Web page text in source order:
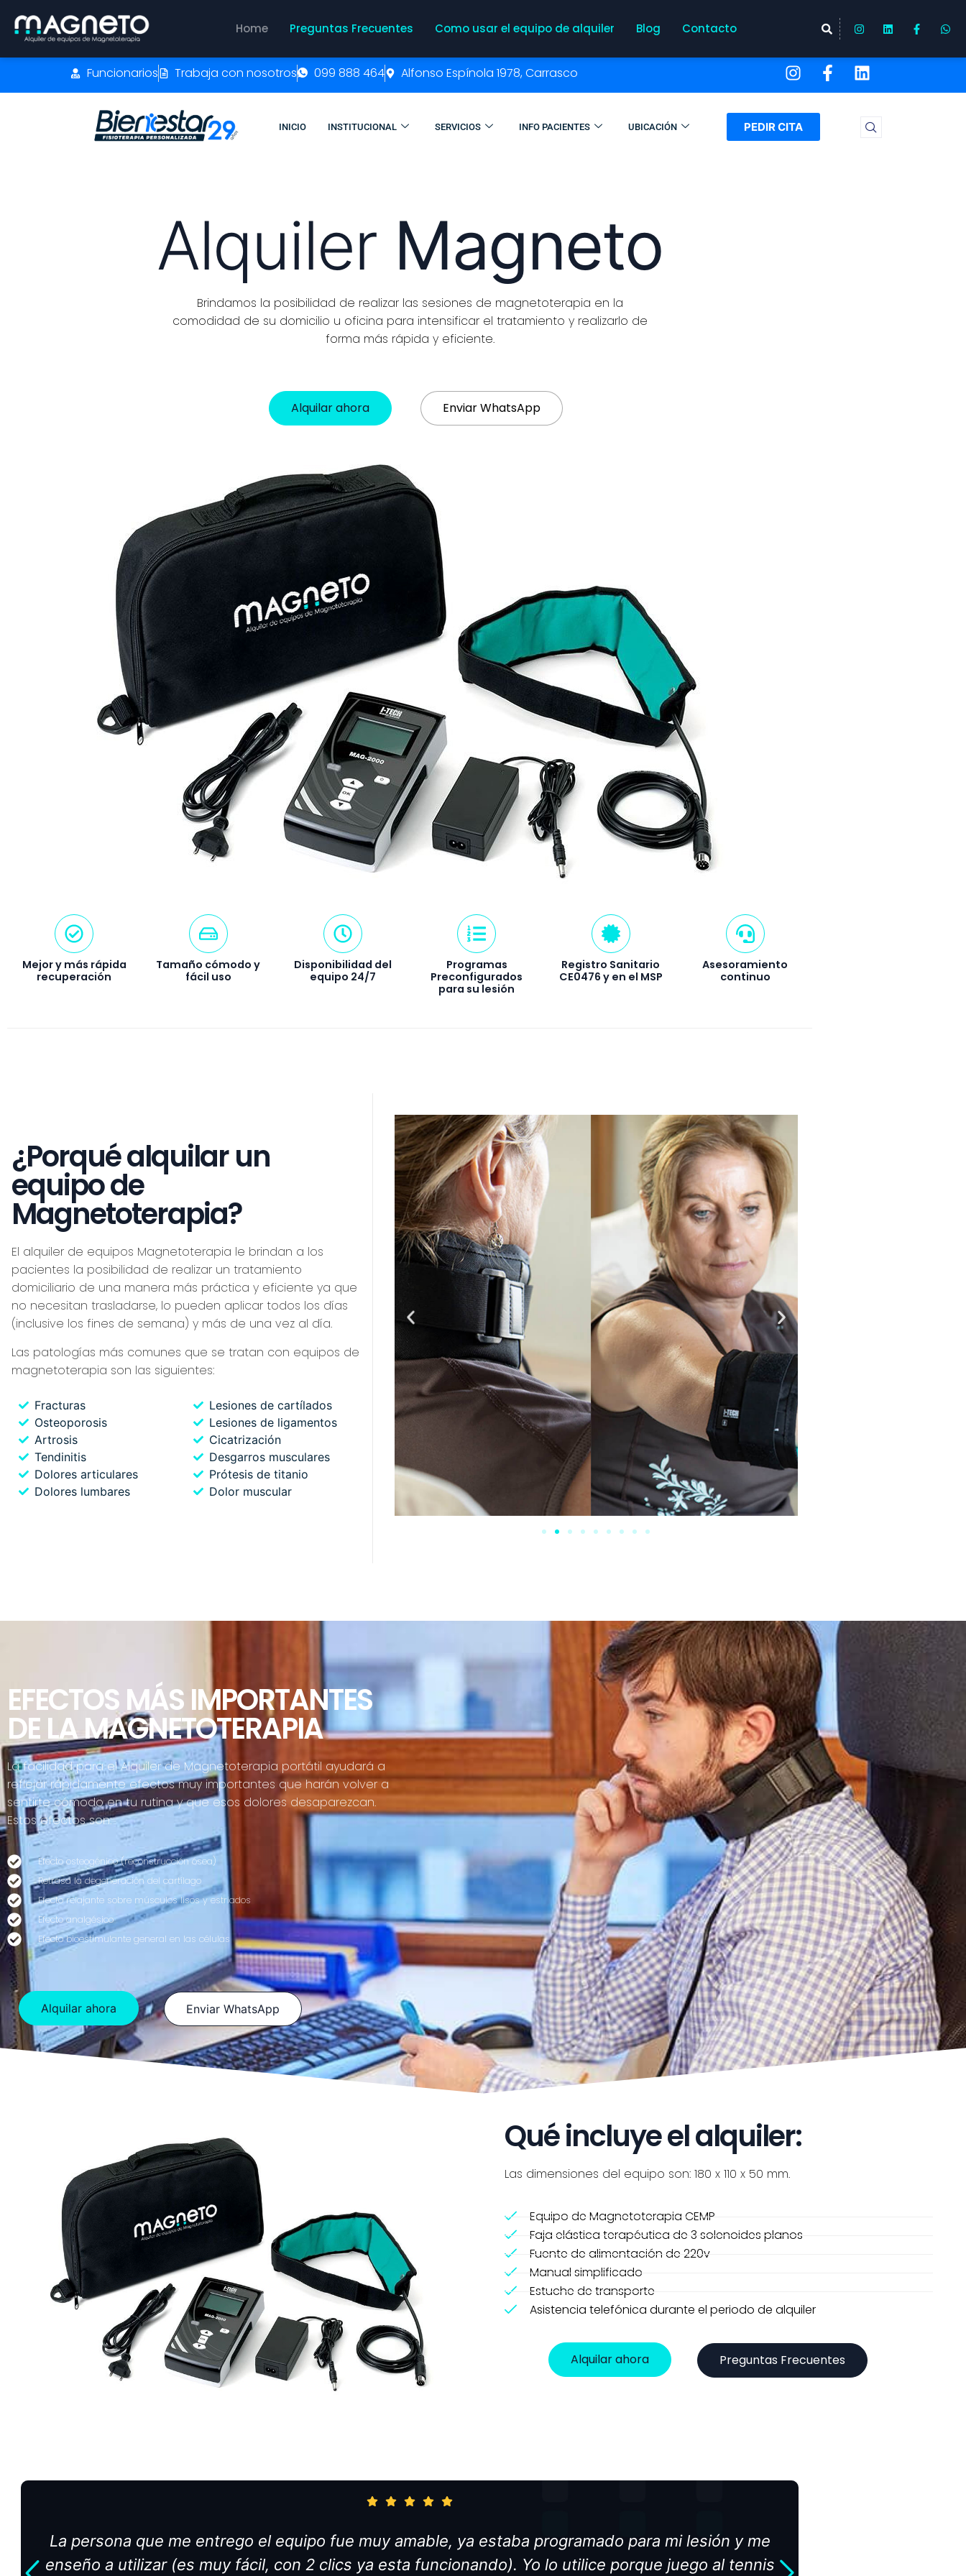
Home Preguntas Frecuentes Como usar el equipo de alquiler Blog Contacto
Funcionarios Trabaja con nosotros 099 888 464 Alfonso Espínola 1978, Carrasco
INICIO INSTITUCIONAL SERVICIOS INFO PACIENTES UBICACIÓN PEDIR CITA
Alquiler Magneto
Brindamos la posibilidad de realizar las sesiones de magnetoterapia en la
comodidad de su domicilio u oficina para intensificar el tratamiento y realizarlo de
forma más rápida y eficiente.
Alquilar ahora Enviar WhatsApp
Mejor y más rápida
recuperación
Tamaño cómodo y
fácil uso
Disponibilidad del
equipo 24/7
Programas
Preconfigurados
para su lesión
Registro Sanitario
CE0476 y en el MSP
Asesoramiento
continuo
¿Porqué alquilar un
equipo de
Magnetoterapia?
El alquiler de equipos Magnetoterapia le brindan a los
pacientes la posibilidad de realizar un tratamiento
domiciliario de una manera más práctica y eficiente ya que
no necesitan trasladarse, lo pueden aplicar todos los días
(inclusive los fines de semana) y más de una vez al día.
Las patologías más comunes que se tratan con equipos de
magnetoterapia son las siguientes:
Fracturas
Osteoporosis
Artrosis
Tendinitis
Dolores articulares
Dolores lumbares
Lesiones de cartílados
Lesiones de ligamentos
Cicatrización
Desgarros musculares
Prótesis de titanio
Dolor muscular
EFECTOS MÁS IMPORTANTES
DE LA MAGNETOTERAPIA
La facilidad para el Alquiler de Magnetoterapia portátil ayudará a
reflejar rápidamente efectos muy importantes que harán volver a
sentirte cómodo en tu rutina y que esos dolores desaparezcan.
Estos efectos son:
Efecto osteogénico (reconstrucción ósea)
Retrasa la degeneración del cartílago
Efecto relajante sobre músculos lisos y estriados
Efecto analgésico
Efecto bioestimulante general en las células
Alquilar ahora Enviar WhatsApp
Qué incluye el alquiler:
Las dimensiones del equipo son: 180 x 110 x 50 mm.
Equipo de Magnetoterapia CEMP
Faja elástica terapéutica de 3 solenoides planos
Fuente de alimentación de 220v
Manual simplificado
Estuche de transporte
Asistencia telefónica durante el periodo de alquiler
Alquilar ahora Preguntas Frecuentes
La persona que me entrego el equipo fue muy amable, ya estaba programado para mi lesión y me
enseño a utilizar (es muy fácil, con 2 clics ya esta funcionando). Yo lo utilice porque juego al tennis